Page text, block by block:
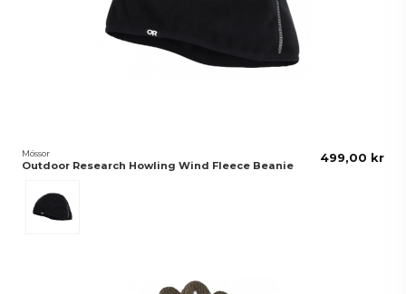
Mössor
Outdoor Research Howling Wind Fleece Beanie
499,00 kr